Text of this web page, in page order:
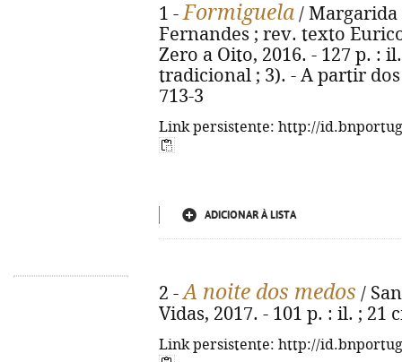
1 -Formiguela / Margarida
Fernandes ; rev. texto
Zero a Oito, 2016. - 127 p. :
tradicional ; 3). - A partir dos
713-3
Link persistente: http://
ADICIONAR À LISTA
2 -A noite dos medos /
Vidas, 2017. - 101 p. : il. ; 21
Link persistente: http://